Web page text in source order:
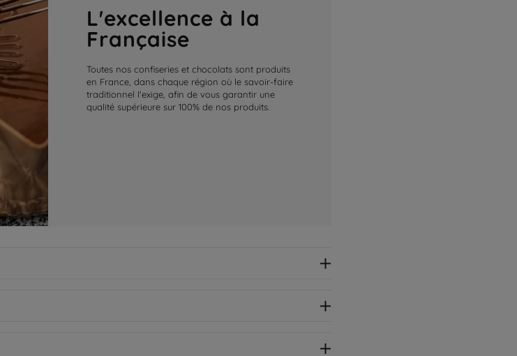
L'excellence à la
Française
Toutes nos confiseries et chocolats sont produits
en France, dans chaque région où le savoir-faire
traditionnel l'exige, afin de vous garantir une
qualité supérieure sur 100% de nos produits.